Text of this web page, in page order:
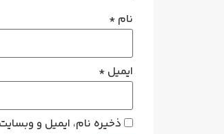
نام *
ایمیل *
ذخیره نام، ایمیل و